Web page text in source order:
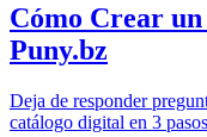
Cómo Crear
Puny.bz
Deja de responder
catálogo digital en 3